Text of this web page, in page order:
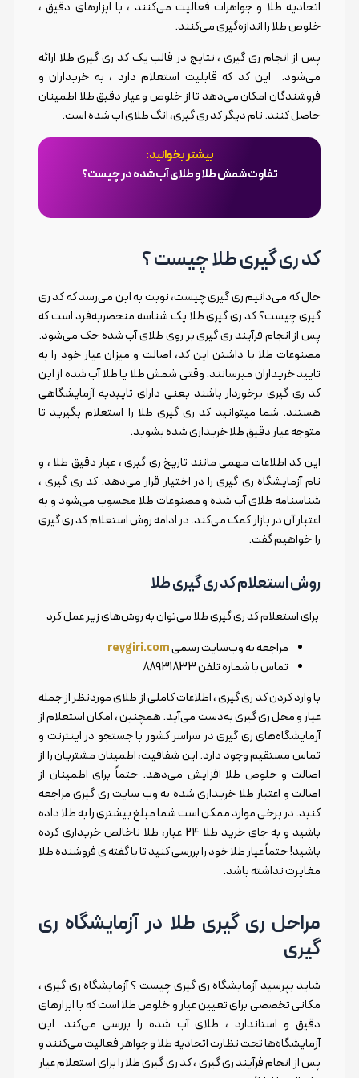
اتحادیه طلا و جواهرات فعالیت می‌کنند ، با ابزارهای دقیق ،
خلوص طلا را اندازه‌گیری می‌کنند.
پس از انجام ری گیری ، نتایج در قالب یک کد ری گیری طلا ارائه
می‌شود. این کد که قابلیت استعلام دارد ، به خریداران و
فروشندگان امکان می‌دهد تا از خلوص و عیار دقیق طلا اطمینان
حاصل کنند. نام دیگر کد ری گیری، انگ طلای اب شده است.
بیشتر بخوانید:
تفاوت شمش طلا و طلای آب شده در چیست؟
کد ری گیری طلا چیست ؟
حال که می‌دانیم ری گیری چیست، نوبت به این می‌رسد که کد ری
گیری چیست؟ کد ری گیری طلا یک شناسه منحصربه‌فرد است که
پس از انجام فرآیند ری گیری بر روی طلای آب شده حک می‌شود.
مصنوعات طلا با داشتن این کد، اصالت و میزان عیار خود را به
تایید خریداران میرسانند. وقتی شمش طلا یا طلا آب شده از این
کد ری گیری برخوردار باشند یعنی دارای تاییدیه آزمایشگاهی
هستند. شما میتوانید کد ری گیری طلا را استعلام بگیرید تا
متوجه عیار دقیق طلا خریداری شده بشوید.
این کد اطلاعات مهمی مانند تاریخ ری گیری ، عیار دقیق طلا ، و
نام آزمایشگاه ری گیری را در اختیار قرار می‌دهد. کد ری گیری ،
شناسنامه طلای آب شده و مصنوعات طلا محسوب می‌شود و به
اعتبار آن در بازار کمک می‌کند. در ادامه روش استعلام کد ری گیری
را خواهیم گفت.
روش استعلام کد ری گیری طلا
برای استعلام کد ری گیری طلا می‌توان به روش‌های زیر عمل کرد
مراجعه به وب‌سایت رسمیreygiri.com
تماس با شماره تلفن 88931833
با وارد کردن کد ری گیری ، اطلاعات کاملی از طلای موردنظر از جمله
عیار و محل ری گیری به‌دست می‌آید. همچنین ، امکان استعلام از
آزمایشگاه‌های ری گیری در سراسر کشور با جستجو در اینترنت و
تماس مستقیم وجود دارد. این شفافیت، اطمینان مشتریان را از
اصالت و خلوص طلا افزایش می‌دهد. حتماً برای اطمینان از
اصالت و اعتبار طلا خریداری شده به وب سایت ری گیری مراجعه
کنید. در برخی موارد ممکن است شما مبلغ بیشتری را به طلا داده
باشید و به جای خرید طلا 24 عیار، طلا ناخالص خریداری کرده
باشید! حتماً عیار طلا خود را بررسی کنید تا با گفته ی فروشنده طلا
مغایرت نداشته باشد.
مراحل ری گیری طلا در آزمایشگاه ری
گیری
شاید بپرسید آزمایشگاه ری گیری چیست ؟ آزمایشگاه ری گیری ،
مکانی تخصصی برای تعیین عیار و خلوص طلا است که با ابزارهای
دقیق و استاندارد ، طلای آب شده را بررسی می‌کند. این
آزمایشگاه‌ها تحت نظارت اتحادیه طلا و جواهر فعالیت می‌کنند و
پس از انجام فرآیند ری گیری ، کد ری گیری طلا را برای استعلام عیار